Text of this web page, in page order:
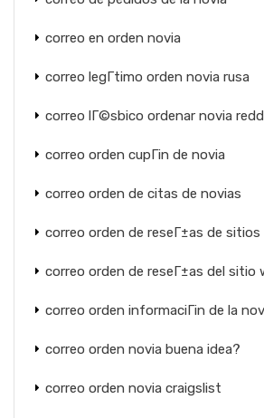
correo en orden novia
correo legГ­timo orden novia rusa
correo lГ©sbico ordenar novia
correo orden cupГіn de novia
correo orden de citas de novias
correo orden de reseГ±as de
correo orden de reseГ±as del sitio
correo orden informaciГіn de la
correo orden novia buena idea?
correo orden novia craigslist